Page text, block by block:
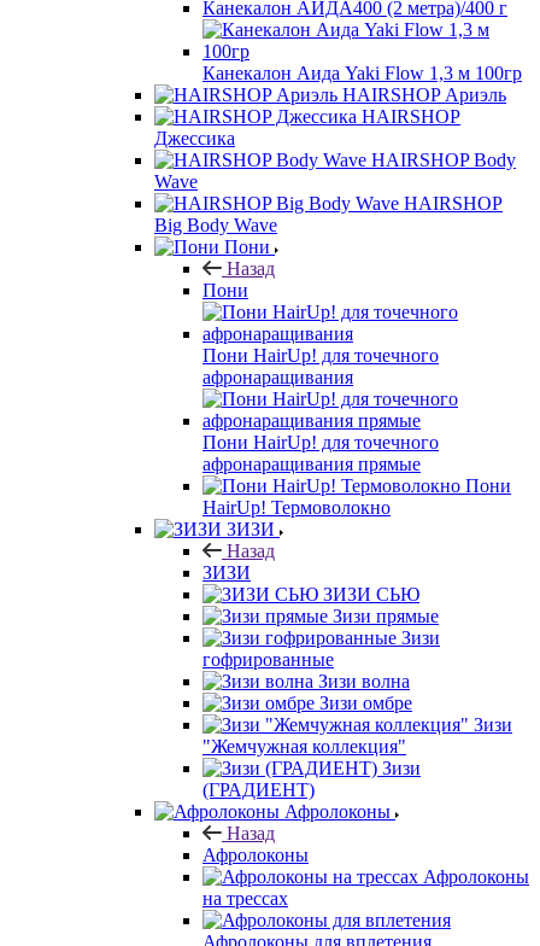
Канекалон АИДА400 (2 метра)/400 г
Канекалон Аида Yaki Flow 1,3 м 100гр
HAIRSHOP Ариэль
HAIRSHOP
Джессика
HAIRSHOP Body
Wave
HAIRSHOP
Big Body Wave
Пони
Назад
Пони
Пони HairUp! для точечного
афронаращивания
Пони HairUp! для точечного
афронаращивания прямые
Пони
HairUp! Термоволокно
ЗИЗИ
Назад
ЗИЗИ
ЗИЗИ СЬЮ
Зизи прямые
Зизи
гофрированные
Зизи волна
Зизи омбре
Зизи
"Жемчужная коллекция"
Зизи
(ГРАДИЕНТ)
Афролоконы
Назад
Афролоконы
Афролоконы
на трессах
Афролоконы для вплетения